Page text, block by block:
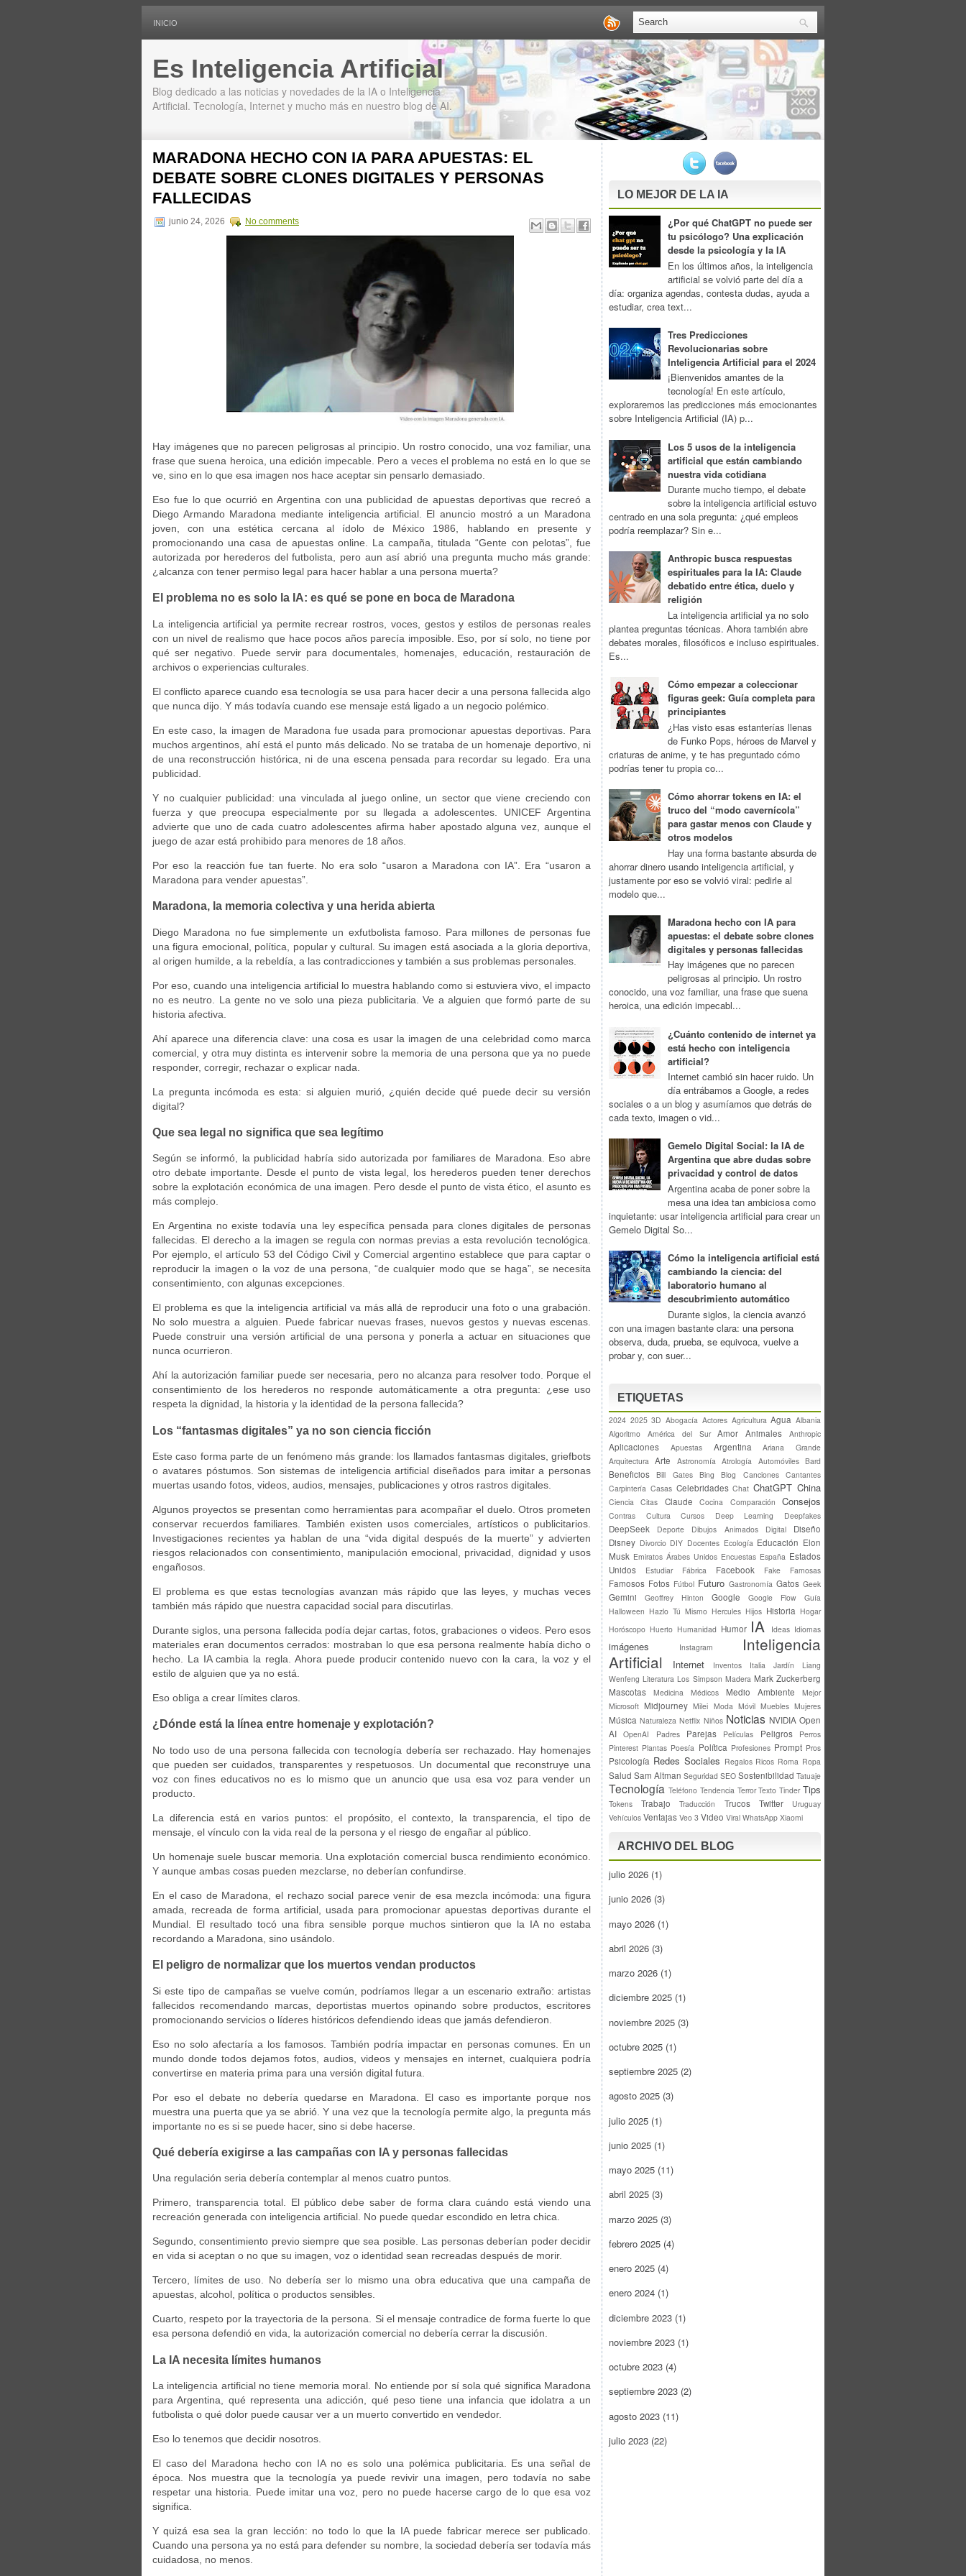
INICIO
Es Inteligencia Artificial
Blog dedicado a las noticias y novedades de la IA o Inteligencia
Artificial. Tecnología, Internet y mucho más en nuestro blog de AI.
MARADONA HECHO CON IA PARA APUESTAS: EL
DEBATE SOBRE CLONES DIGITALES Y PERSONAS
FALLECIDAS
junio 24, 2026 No comments
Hay imágenes que no parecen peligrosas al principio. Un rostro conocido, una voz familiar, una
frase que suena heroica, una edición impecable. Pero a veces el problema no está en lo que se
ve, sino en lo que esa imagen nos hace aceptar sin pensarlo demasiado.
Eso fue lo que ocurrió en Argentina con una publicidad de apuestas deportivas que recreó a
Diego Armando Maradona mediante inteligencia artificial. El anuncio mostró a un Maradona
joven, con una estética cercana al ídolo de México 1986, hablando en presente y
promocionando una casa de apuestas online. La campaña, titulada “Gente con pelotas”, fue
autorizada por herederos del futbolista, pero aun así abrió una pregunta mucho más grande:
¿alcanza con tener permiso legal para hacer hablar a una persona muerta?
El problema no es solo la IA: es qué se pone en boca de Maradona
La inteligencia artificial ya permite recrear rostros, voces, gestos y estilos de personas reales
con un nivel de realismo que hace pocos años parecía imposible. Eso, por sí solo, no tiene por
qué ser negativo. Puede servir para documentales, homenajes, educación, restauración de
archivos o experiencias culturales.
El conflicto aparece cuando esa tecnología se usa para hacer decir a una persona fallecida algo
que nunca dijo. Y más todavía cuando ese mensaje está ligado a un negocio polémico.
En este caso, la imagen de Maradona fue usada para promocionar apuestas deportivas. Para
muchos argentinos, ahí está el punto más delicado. No se trataba de un homenaje deportivo, ni
de una reconstrucción histórica, ni de una escena pensada para recordar su legado. Era una
publicidad.
Y no cualquier publicidad: una vinculada al juego online, un sector que viene creciendo con
fuerza y que preocupa especialmente por su llegada a adolescentes. UNICEF Argentina
advierte que uno de cada cuatro adolescentes afirma haber apostado alguna vez, aunque el
juego de azar está prohibido para menores de 18 años.
Por eso la reacción fue tan fuerte. No era solo “usaron a Maradona con IA”. Era “usaron a
Maradona para vender apuestas”.
Maradona, la memoria colectiva y una herida abierta
Diego Maradona no fue simplemente un exfutbolista famoso. Para millones de personas fue
una figura emocional, política, popular y cultural. Su imagen está asociada a la gloria deportiva,
al origen humilde, a la rebeldía, a las contradicciones y también a sus problemas personales.
Por eso, cuando una inteligencia artificial lo muestra hablando como si estuviera vivo, el impacto
no es neutro. La gente no ve solo una pieza publicitaria. Ve a alguien que formó parte de su
historia afectiva.
Ahí aparece una diferencia clave: una cosa es usar la imagen de una celebridad como marca
comercial, y otra muy distinta es intervenir sobre la memoria de una persona que ya no puede
responder, corregir, rechazar o explicar nada.
La pregunta incómoda es esta: si alguien murió, ¿quién decide qué puede decir su versión
digital?
Que sea legal no significa que sea legítimo
Según se informó, la publicidad habría sido autorizada por familiares de Maradona. Eso abre
otro debate importante. Desde el punto de vista legal, los herederos pueden tener derechos
sobre la explotación económica de una imagen. Pero desde el punto de vista ético, el asunto es
más complejo.
En Argentina no existe todavía una ley específica pensada para clones digitales de personas
fallecidas. El derecho a la imagen se regula con normas previas a esta revolución tecnológica.
Por ejemplo, el artículo 53 del Código Civil y Comercial argentino establece que para captar o
reproducir la imagen o la voz de una persona, “de cualquier modo que se haga”, se necesita
consentimiento, con algunas excepciones.
El problema es que la inteligencia artificial va más allá de reproducir una foto o una grabación.
No solo muestra a alguien. Puede fabricar nuevas frases, nuevos gestos y nuevas escenas.
Puede construir una versión artificial de una persona y ponerla a actuar en situaciones que
nunca ocurrieron.
Ahí la autorización familiar puede ser necesaria, pero no alcanza para resolver todo. Porque el
consentimiento de los herederos no responde automáticamente a otra pregunta: ¿ese uso
respeta la dignidad, la historia y la identidad de la persona fallecida?
Los “fantasmas digitales” ya no son ciencia ficción
Este caso forma parte de un fenómeno más grande: los llamados fantasmas digitales, griefbots
o avatares póstumos. Son sistemas de inteligencia artificial diseñados para imitar a personas
muertas usando fotos, videos, audios, mensajes, publicaciones y otros rastros digitales.
Algunos proyectos se presentan como herramientas para acompañar el duelo. Otros prometen
conservar recuerdos familiares. También existen usos comerciales, artísticos o publicitarios.
Investigaciones recientes ya hablan de una “vida digital después de la muerte” y advierten
riesgos relacionados con consentimiento, manipulación emocional, privacidad, dignidad y usos
engañosos.
El problema es que estas tecnologías avanzan más rápido que las leyes, y muchas veces
también más rápido que nuestra capacidad social para discutirlas.
Durante siglos, una persona fallecida podía dejar cartas, fotos, grabaciones o videos. Pero esos
materiales eran documentos cerrados: mostraban lo que esa persona realmente había dicho o
hecho. La IA cambia la regla. Ahora puede producir contenido nuevo con la cara, la voz y el
estilo de alguien que ya no está.
Eso obliga a crear límites claros.
¿Dónde está la línea entre homenaje y explotación?
No todo uso de una persona fallecida con tecnología debería ser rechazado. Hay homenajes
que pueden ser cuidados, transparentes y respetuosos. Un documental que reconstruye una
voz con fines educativos no es lo mismo que un anuncio que usa esa voz para vender un
producto.
La diferencia está en varios puntos: el propósito, el contexto, la transparencia, el tipo de
mensaje, el vínculo con la vida real de la persona y el riesgo de engañar al público.
Un homenaje suele buscar memoria. Una explotación comercial busca rendimiento económico.
Y aunque ambas cosas pueden mezclarse, no deberían confundirse.
En el caso de Maradona, el rechazo social parece venir de esa mezcla incómoda: una figura
amada, recreada de forma artificial, usada para promocionar apuestas deportivas durante el
Mundial. El resultado tocó una fibra sensible porque muchos sintieron que la IA no estaba
recordando a Maradona, sino usándolo.
El peligro de normalizar que los muertos vendan productos
Si este tipo de campañas se vuelve común, podríamos llegar a un escenario extraño: artistas
fallecidos recomendando marcas, deportistas muertos opinando sobre productos, escritores
promocionando servicios o líderes históricos defendiendo ideas que jamás defendieron.
Eso no solo afectaría a los famosos. También podría impactar en personas comunes. En un
mundo donde todos dejamos fotos, audios, videos y mensajes en internet, cualquiera podría
convertirse en materia prima para una versión digital futura.
Por eso el debate no debería quedarse en Maradona. El caso es importante porque nos
muestra una puerta que ya se abrió. Y una vez que la tecnología permite algo, la pregunta más
importante no es si se puede hacer, sino si debe hacerse.
Qué debería exigirse a las campañas con IA y personas fallecidas
Una regulación seria debería contemplar al menos cuatro puntos.
Primero, transparencia total. El público debe saber de forma clara cuándo está viendo una
recreación generada con inteligencia artificial. No puede quedar escondido en letra chica.
Segundo, consentimiento previo siempre que sea posible. Las personas deberían poder decidir
en vida si aceptan o no que su imagen, voz o identidad sean recreadas después de morir.
Tercero, límites de uso. No debería ser lo mismo una obra educativa que una campaña de
apuestas, alcohol, política o productos sensibles.
Cuarto, respeto por la trayectoria de la persona. Si el mensaje contradice de forma fuerte lo que
esa persona defendió en vida, la autorización comercial no debería cerrar la discusión.
La IA necesita límites humanos
La inteligencia artificial no tiene memoria moral. No entiende por sí sola qué significa Maradona
para Argentina, qué representa una adicción, qué peso tiene una infancia que idolatra a un
futbolista o qué dolor puede causar ver a un muerto convertido en vendedor.
Eso lo tenemos que decidir nosotros.
El caso del Maradona hecho con IA no es solo una polémica publicitaria. Es una señal de
época. Nos muestra que la tecnología ya puede revivir una imagen, pero todavía no sabe
respetar una historia. Puede imitar una voz, pero no puede hacerse cargo de lo que esa voz
significa.
Y quizá esa sea la gran lección: no todo lo que la IA puede fabricar merece ser publicado.
Cuando una persona ya no está para defender su nombre, la sociedad debería ser todavía más
cuidadosa, no menos.
LO MEJOR DE LA IA
¿Por qué ChatGPT no puede ser
tu psicólogo? Una explicación
desde la psicología y la IA
En los últimos años, la inteligencia
artificial se volvió parte del día a
día: organiza agendas, contesta dudas, ayuda a
estudiar, crea text...
Tres Predicciones
Revolucionarias sobre
Inteligencia Artificial para el 2024
¡Bienvenidos amantes de la
tecnología! En este artículo,
exploraremos las predicciones más emocionantes
sobre Inteligencia Artificial (IA) p...
Los 5 usos de la inteligencia
artificial que están cambiando
nuestra vida cotidiana
Durante mucho tiempo, el debate
sobre la inteligencia artificial estuvo
centrado en una sola pregunta: ¿qué empleos
podría reemplazar? Sin e...
Anthropic busca respuestas
espirituales para la IA: Claude
debatido entre ética, duelo y
religión
La inteligencia artificial ya no solo
plantea preguntas técnicas. Ahora también abre
debates morales, filosóficos e incluso espirituales.
Es...
Cómo empezar a coleccionar
figuras geek: Guía completa para
principiantes
¿Has visto esas estanterías llenas
de Funko Pops, héroes de Marvel y
criaturas de anime, y te has preguntado cómo
podrías tener tu propia co...
Cómo ahorrar tokens en IA: el
truco del “modo cavernícola”
para gastar menos con Claude y
otros modelos
Hay una forma bastante absurda de
ahorrar dinero usando inteligencia artificial, y
justamente por eso se volvió viral: pedirle al
modelo que...
Maradona hecho con IA para
apuestas: el debate sobre clones
digitales y personas fallecidas
Hay imágenes que no parecen
peligrosas al principio. Un rostro
conocido, una voz familiar, una frase que suena
heroica, una edición impecabl...
¿Cuánto contenido de internet ya
está hecho con inteligencia
artificial?
Internet cambió sin hacer ruido. Un
día entrábamos a Google, a redes
sociales o a un blog y asumíamos que detrás de
cada texto, imagen o vid...
Gemelo Digital Social: la IA de
Argentina que abre dudas sobre
privacidad y control de datos
Argentina acaba de poner sobre la
mesa una idea tan ambiciosa como
inquietante: usar inteligencia artificial para crear un
Gemelo Digital So...
Cómo la inteligencia artificial está
cambiando la ciencia: del
laboratorio humano al
descubrimiento automático
Durante siglos, la ciencia avanzó
con una imagen bastante clara: una persona
observa, duda, prueba, se equivoca, vuelve a
probar y, con suer...
ETIQUETAS
2024 2025 3D Abogacía Actores Agricultura Agua Albania
Algoritmo
América del Sur Amor Animales Anthropic
Aplicaciones Apuestas Argentina
Ariana Grande
Arquitectura Arte Astronomía Atrología Automóviles Bard
Beneficios Bill Gates Bing Blog Canciones
Cantantes
Carpintería Casas Celebridades Chat ChatGPT China
Ciencia Citas Claude Cocina Comparación Consejos
Contras Cultura Cursos Deep Learning Deepfakes
DeepSeek Deporte Dibujos Animados Digital
Diseño
Disney Divorcio DIY Docentes Ecología Educación Elon
Musk Emiratos Árabes Unidos Encuestas España Estados
Unidos
Estudiar Fábrica Facebook Fake Famosas
Famosos Fotos Fútbol Futuro Gastronomía Gatos Geek
Gemini Geoffrey Hinton Google Google Flow
Guía
Halloween Hazlo Tú Mismo Hercules Hijos Historia Hogar
Horóscopo Huerto Humanidad Humor IA Ideas Idiomas
imágenes Instagram
Inteligencia
Artificial
Internet Inventos Italia Jardín
Liang
Wenfeng Literatura Los Simpson Madera Mark Zuckerberg
Mascotas
Medicina Médicos Medio Ambiente
Mejor
Microsoft Midjourney Milei Moda Móvil Muebles Mujeres
Música Naturaleza Netflix Niños Noticias NVIDIA Open
AI
OpenAI Padres Parejas Películas Peligros
Perros
Pinterest Plantas Poesía Política Profesiones Prompt Pros
Psicología Redes Sociales Regalos Ricos Roma Ropa
Salud Sam Altman Seguridad SEO Sostenibilidad Tatuaje
Tecnología Teléfono Tendencia Terror Texto Tinder Tips
Tokens Trabajo Traducción Trucos Twitter
Uruguay
Vehículos Ventajas Veo 3 Video Viral WhatsApp Xiaomi
ARCHIVO DEL BLOG
julio 2026 (1)
junio 2026 (3)
mayo 2026 (1)
abril 2026 (3)
marzo 2026 (1)
diciembre 2025 (1)
noviembre 2025 (3)
octubre 2025 (1)
septiembre 2025 (2)
agosto 2025 (3)
julio 2025 (1)
junio 2025 (1)
mayo 2025 (11)
abril 2025 (3)
marzo 2025 (3)
febrero 2025 (4)
enero 2025 (4)
enero 2024 (1)
diciembre 2023 (1)
noviembre 2023 (1)
octubre 2023 (4)
septiembre 2023 (2)
agosto 2023 (11)
julio 2023 (22)